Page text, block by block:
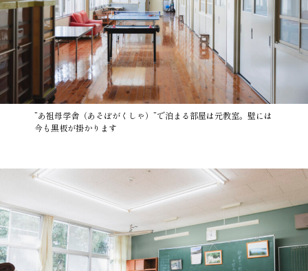
”あ祖母学舎（あそぼがくしゃ）”で泊まる部屋は元教室。壁には
今も黒板が掛かります